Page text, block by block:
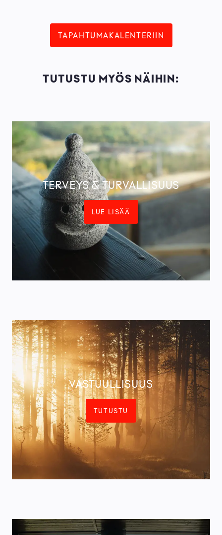
TAPAHTUMAKALENTERIIN
TUTUSTU MYÖS NÄIHIN:
TERVEYS & TURVALLISUUS
LUE LISÄÄ
VASTUULLISUUS
TUTUSTU